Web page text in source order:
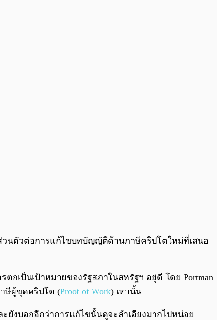
0:00/0:00
ส่วนตัวต่อการแก้ไขบทบัญญัติด้านภาษีคริปโตใหม่ที่เสนอ
เป็นเป้าหมายของรัฐสภาในสหรัฐฯ อยู่ดี โดย Portman
ษีผู้ขุดคริปโต (Proof of Work) เท่านั้น
ยังบอกอีกว่าการแก้ไขนั้นดูจะลำเอียงมากไปหน่อย